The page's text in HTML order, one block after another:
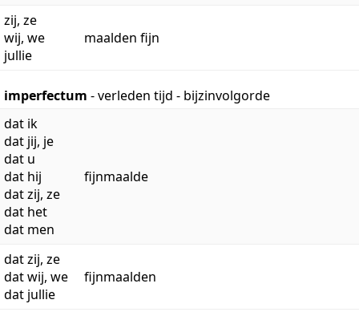
zij, ze
wij, we
jullie
maalden fijn
imperfectum - verleden tijd - bijzinvolgorde
dat ik
dat jij, je
dat u
dat hij
dat zij, ze
dat het
dat men
fijnmaalde
dat zij, ze
dat wij, we
dat jullie
fijnmaalden